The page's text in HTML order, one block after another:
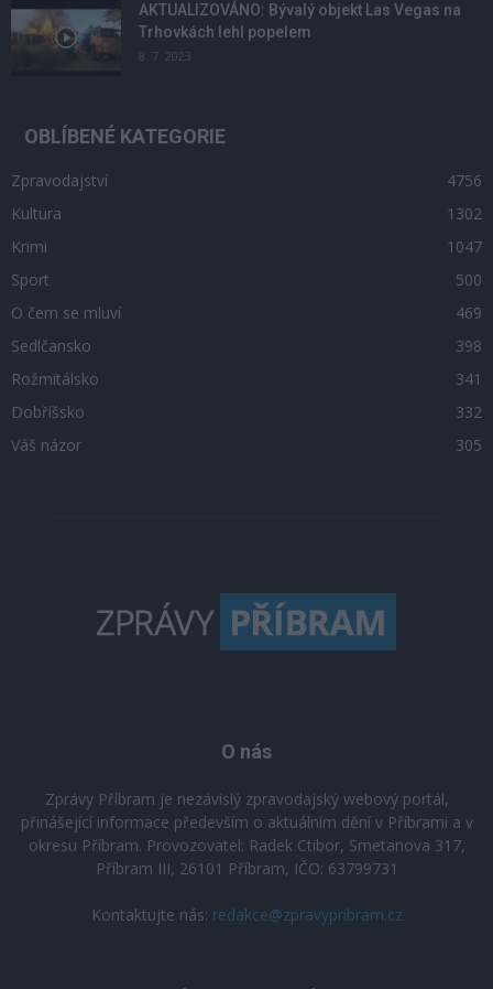
AKTUALIZOVÁNO: Bývalý objekt Las Vegas na
Trhovkách lehl popelem
8. 7. 2023
OBLÍBENÉ KATEGORIE
Zpravodajství
4756
Kultura
1302
Krimi
1047
Sport
500
O čem se mluví
469
Sedlčansko
398
Rožmitálsko
341
Dobříšsko
332
Váš názor
305
O nás
Zprávy Příbram je nezávislý zpravodajský webový portál,
přinášející informace především o aktuálním dění v Příbrami a v
okresu Příbram. Provozovatel: Radek Ctibor, Smetanova 317,
Příbram III, 26101 Příbram, IČO: 63799731
Kontaktujte nás: redakce@zpravypribram.cz